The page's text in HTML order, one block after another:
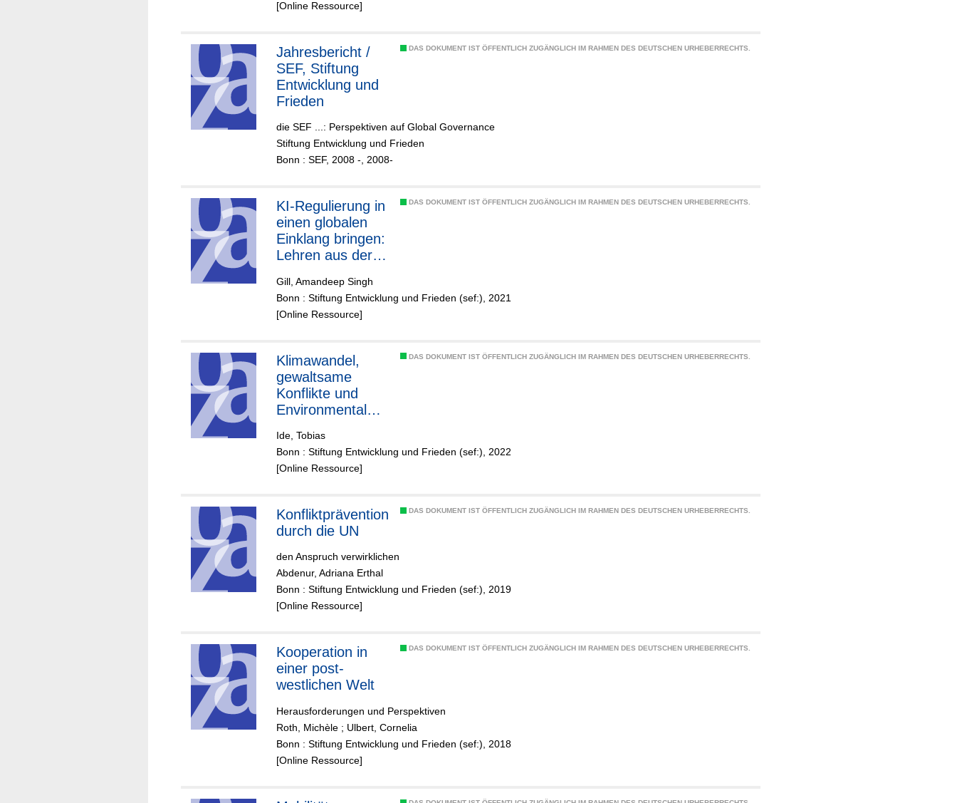
[Online Ressource]
DAS DOKUMENT IST ÖFFENTLICH ZUGÄNGLICH IM RAHMEN DES DEUTSCHEN URHEBERRECHTS.
Jahresbericht /
SEF, Stiftung
Entwicklung und
Frieden
die SEF ...: Perspektiven auf Global Governance
Stiftung Entwicklung und Frieden
Bonn : SEF, 2008 -, 2008-
DAS DOKUMENT IST ÖFFENTLICH ZUGÄNGLICH IM RAHMEN DES DEUTSCHEN URHEBERRECHTS.
KI-Regulierung in
einen globalen
Einklang bringen:
Lehren aus der
Gill, Amandeep Singh
Bonn : Stiftung Entwicklung und Frieden (sef:), 2021
[Online Ressource]
DAS DOKUMENT IST ÖFFENTLICH ZUGÄNGLICH IM RAHMEN DES DEUTSCHEN URHEBERRECHTS.
Klimawandel,
gewaltsame
Konflikte und
Environmental
Die
Zusammenhänge
verstehen
Ide, Tobias
Bonn : Stiftung Entwicklung und Frieden (sef:), 2022
[Online Ressource]
DAS DOKUMENT IST ÖFFENTLICH ZUGÄNGLICH IM RAHMEN DES DEUTSCHEN URHEBERRECHTS.
Konfliktprävention
durch die UN
den Anspruch verwirklichen
Abdenur, Adriana Erthal
Bonn : Stiftung Entwicklung und Frieden (sef:), 2019
[Online Ressource]
DAS DOKUMENT IST ÖFFENTLICH ZUGÄNGLICH IM RAHMEN DES DEUTSCHEN URHEBERRECHTS.
Kooperation in
einer post-
westlichen Welt
Herausforderungen und Perspektiven
Roth, Michèle ; Ulbert, Cornelia
Bonn : Stiftung Entwicklung und Frieden (sef:), 2018
[Online Ressource]